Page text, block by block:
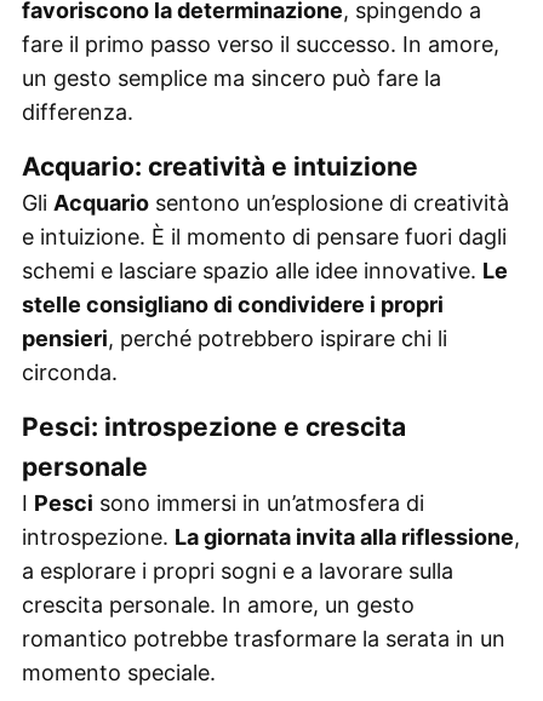
favoriscono la determinazione, spingendo a
fare il primo passo verso il successo. In amore,
un gesto semplice ma sincero può fare la
differenza.
Acquario: creatività e intuizione
Gli Acquariosentono un’esplosione di creatività
e intuizione. È il momento di pensare fuori dagli
schemi e lasciare spazio alle idee innovative. Le
stelle consigliano di condividere i propri
pensieri, perché potrebbero ispirare chi li
circonda.
Pesci: introspezione e crescita
personale
I Pesci sono immersi in un’atmosfera di
introspezione. La giornata invita alla riflessione,
a esplorare i propri sogni e a lavorare sulla
crescita personale. In amore, un gesto
romantico potrebbe trasformare la serata in un
momento speciale.